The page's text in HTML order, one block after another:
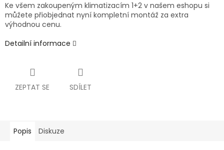
Ke všem zakoupeným klimatizacím 1+2 v našem eshopu si
můžete přiobjednat nyní kompletní montáž za extra
výhodnou cenu.
Detailní informace
ZEPTAT SE SDÍLET
Popis Diskuze